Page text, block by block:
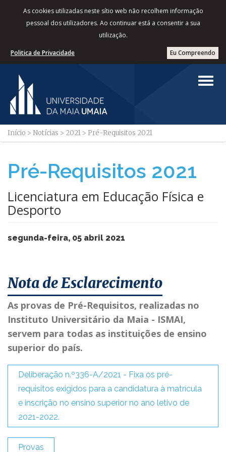
As cookies utilizadas neste sítio web não recolhem informação
pessoal dos utilizadores. Ao continuar está a consentir a sua
utilização.
Eu Compreendo
Politica de Privacidade
Início > Notícias > 2021 > Pré-Requisitos 2021
Pré-Requisitos 2021
Licenciatura em Educação Física e
Desporto
segunda-feira, 05 abril 2021
Nota de Esclarecimento
As provas de Pré-Requisitos, realizadas no
Instituto Universitário da Maia - ISMAI,
servem para todas as instituições de ensino
superior do país.
Deliberação n.º336-A/2021 - Fixa os pré-
requisitos exigidos para a candidatura à matrícula
e inscrição no ensino superior no ano letivo de
2021-2022.
Provas